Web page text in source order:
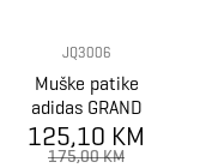
JQ3006
Muške patike
adidas GRAND
COURT ALPHA
00s
125,10 KM
175,00 KM